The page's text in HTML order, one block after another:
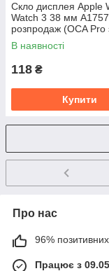
Скло дисплея Apple
Watch 3 38 мм
розпродаж (OCA Pro
плівкою)
В наявності
118 ₴
Купити
Про нас
96% позитивних
Працює з